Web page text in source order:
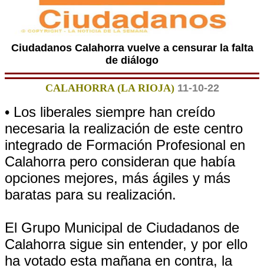
Ciudadanos Calahorra vuelve a censurar la falta
de diálogo
CALAHORRA (LA RIOJA) 11-10-22
• Los liberales siempre han creído
necesaria la realización de este centro
integrado de Formación Profesional en
Calahorra pero consideran que había
opciones mejores, más ágiles y más
baratas para su realización.
El Grupo Municipal de Ciudadanos de
Calahorra sigue sin entender, y por ello
ha votado esta mañana en contra, la